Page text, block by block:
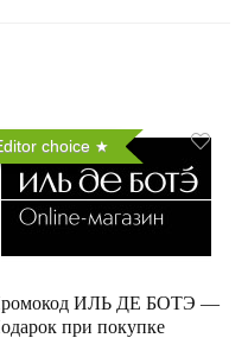
choice
ИЛЬ ДЕ БОТЭ —
при покупке